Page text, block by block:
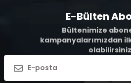
E-Bülten
Bültenimize
kampanyalarımızdan